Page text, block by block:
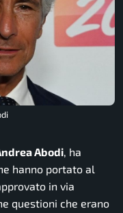
Abodi, ha
hanno portato al
in via
questioni che erano